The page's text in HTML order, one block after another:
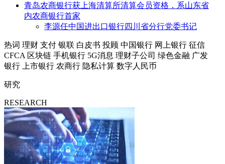
青岛农商银行获上海清算所清算会员资格，系山东省
内农商银行首家
李源任中国进出口银行四川省分行党委书记
热词 理财 支付 银联 白皮书 投顾 中国银行 网上银行 征信
CFCA 区块链 手机银行 5G消息 理财子公司 绿色金融 广发
银行
上市银行 农商行 隐私计算 数字人民币
研究
RESEARCH